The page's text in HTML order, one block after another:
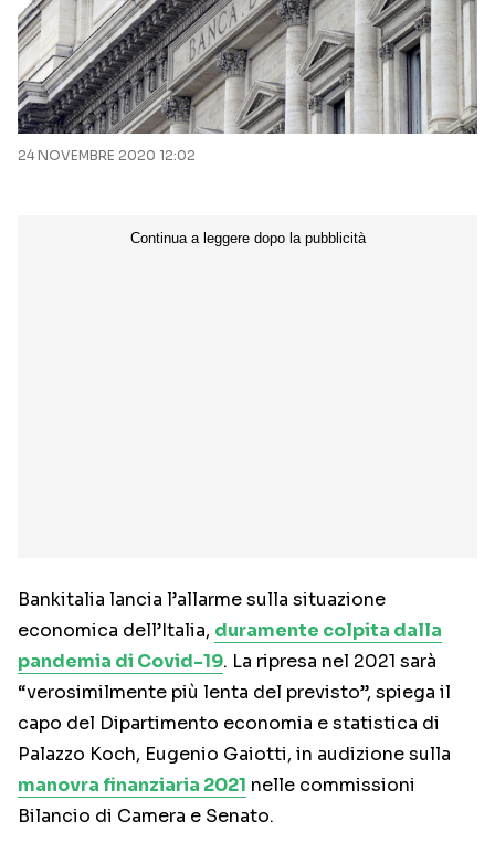
24 NOVEMBRE 2020 12:02
Bankitalia lancia l’allarme sulla situazione
economica dell’Italia, duramente colpita dalla
pandemia di Covid-19. La ripresa nel 2021 sarà
“verosimilmente più lenta del previsto”, spiega il
capo del Dipartimento economia e statistica di
Palazzo Koch, Eugenio Gaiotti, in audizione sulla
manovra finanziaria 2021 nelle commissioni
Bilancio di Camera e Senato.